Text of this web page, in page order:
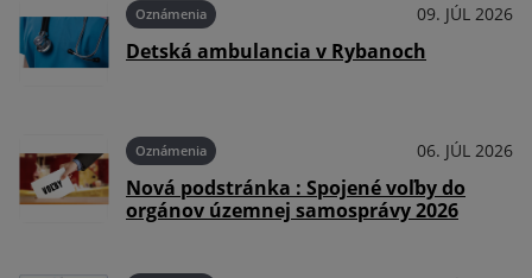
Oznámenia 09. JÚL 2026
Detská ambulancia v Rybanoch
Oznámenia 06. JÚL 2026
Nová podstránka : Spojené voľby do
orgánov územnej samosprávy 2026